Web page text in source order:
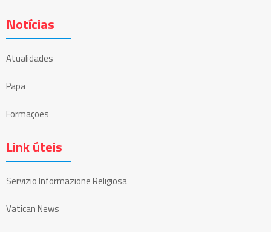
Notícias
Atualidades
Papa
Formações
Link úteis
Servizio Informazione Religiosa
Vatican News